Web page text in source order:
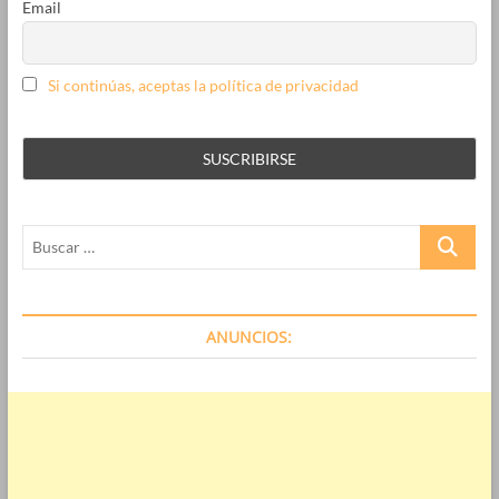
Email
Si continúas, aceptas la política de privacidad
Buscar
ANUNCIOS: